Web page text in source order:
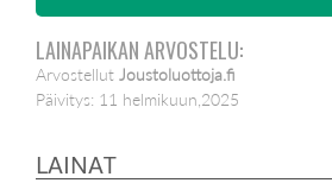
LAINAPAIKAN ARVOSTELU:
Arvostellut Joustoluottoja.fi
Päivitys: 11 helmikuun,2025
LAINAT